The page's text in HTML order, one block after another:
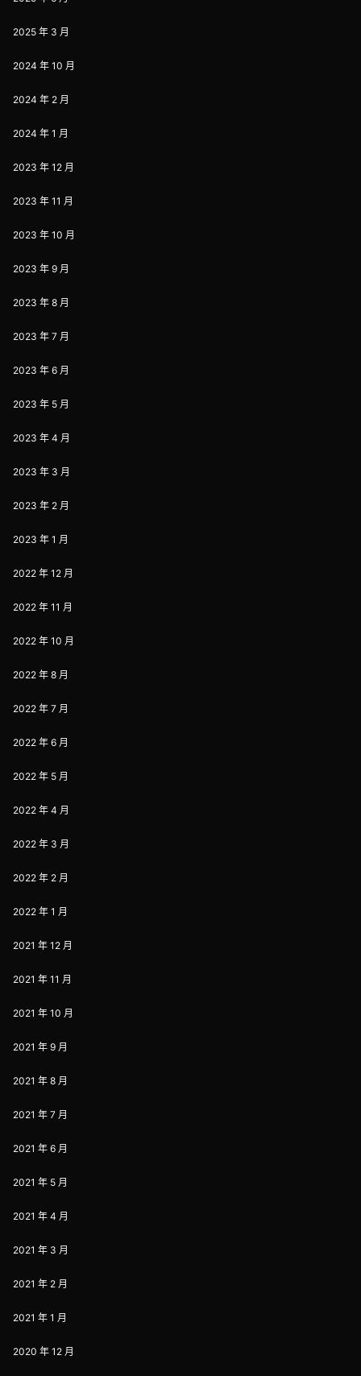
2025 年 3 月
2024 年 10 月
2024 年 2 月
2024 年 1 月
2023 年 12 月
2023 年 11 月
2023 年 10 月
2023 年 9 月
2023 年 8 月
2023 年 7 月
2023 年 6 月
2023 年 5 月
2023 年 4 月
2023 年 3 月
2023 年 2 月
2023 年 1 月
2022 年 12 月
2022 年 11 月
2022 年 10 月
2022 年 8 月
2022 年 7 月
2022 年 6 月
2022 年 5 月
2022 年 4 月
2022 年 3 月
2022 年 2 月
2022 年 1 月
2021 年 12 月
2021 年 11 月
2021 年 10 月
2021 年 9 月
2021 年 8 月
2021 年 7 月
2021 年 6 月
2021 年 5 月
2021 年 4 月
2021 年 3 月
2021 年 2 月
2021 年 1 月
2020 年 12 月